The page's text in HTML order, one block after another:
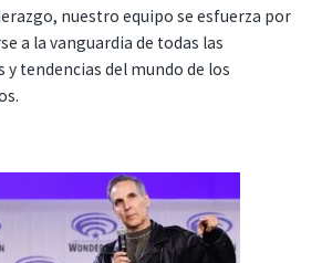
nuestro equipo se esfuerza por
a la vanguardia de todas las
y tendencias del mundo de los